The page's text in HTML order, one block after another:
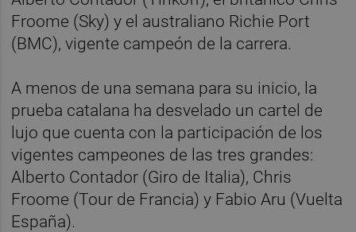
Froome (Sky) y el australiano Richie Port
(BMC), vigente campeón de la carrera.
A menos de una semana para su inicio, la
prueba catalana ha desvelado un cartel de
lujo que cuenta con la participación de los
vigentes campeones de las tres grandes:
Alberto Contador (Giro de Italia), Chris
Froome (Tour de Francia) y Fabio Aru (Vuelta
España).